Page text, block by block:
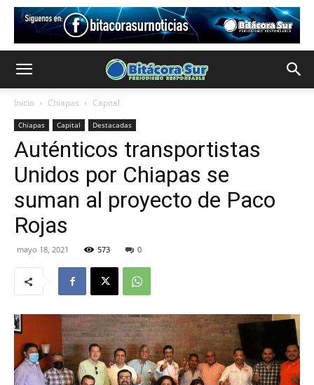
Inicio Chiapas Capital
Chiapas Capital Destacadas
Auténticos transportistas
Unidos por Chiapas se
suman al proyecto de Paco
Rojas
mayo 18, 2021 573 0